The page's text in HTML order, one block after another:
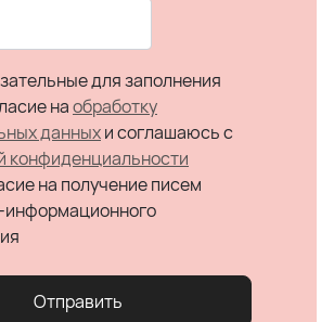
для заполнения
наобработку
данныхи соглашаюсь c
конфиденциальности
на получение писем
информационного
Отправить